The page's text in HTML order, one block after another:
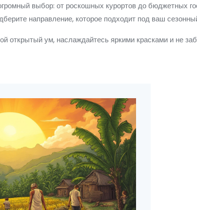
выбор: от роскошных курортов до бюджетных
направление, которое подходит под ваш
открытый ум, наслаждайтесь яркими красками и не